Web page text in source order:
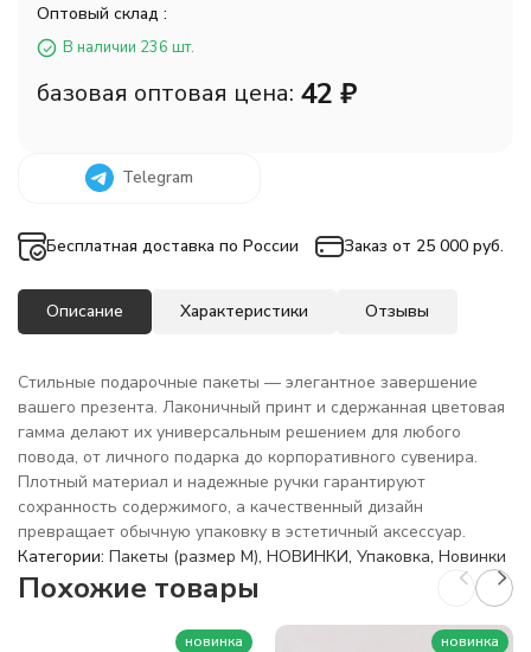
Оптовый склад :
В наличии 236 шт.
базовая оптовая цена: 42 ₽
Telegram
Бесплатная доставка по России Заказ от 25 000 руб.
Описание Характеристики Отзывы
Стильные подарочные пакеты — элегантное завершение
вашего презента. Лаконичный принт и сдержанная цветовая
гамма делают их универсальным решением для любого
повода, от личного подарка до корпоративного сувенира.
Плотный материал и надежные ручки гарантируют
сохранность содержимого, а качественный дизайн
превращает обычную упаковку в эстетичный аксессуар.
Категории: Пакеты (размер M), НОВИНКИ, Упаковка, Новинки
Похожие товары
новинка новинка